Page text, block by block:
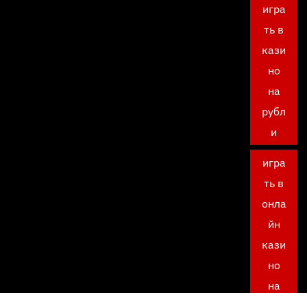
игра
ть в
кази
но
на
рубл
и
игра
ть в
онла
йн
кази
но
на